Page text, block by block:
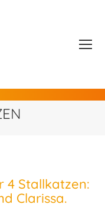
4 Stallkatzen:
Clarissa.